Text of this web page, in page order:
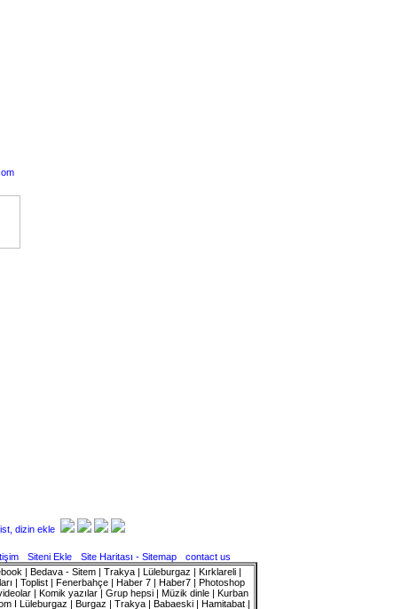
Siteni Ekle Site Haritası - Sitemap
contact us
| Bedava - Sitem | Trakya | Lüleburgaz | Kırklareli |
| Toplist | Fenerbahçe | Haber 7 | Haber7 | Photoshop
| Komik yazılar | Grup hepsi | Müzik dinle | Kurban
I Lüleburgaz | Burgaz | Trakya | Babaeski | Hamitabat |